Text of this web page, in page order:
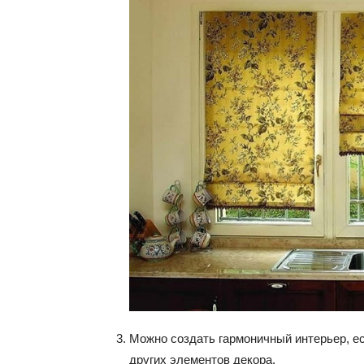
Можно создать гармоничный интерьер,
других элементов декора.